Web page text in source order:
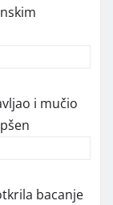
i mučio
bacanje